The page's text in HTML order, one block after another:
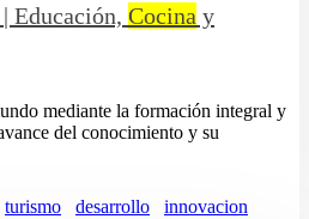
Educación, Cocina y
mediante la formación integral y
del conocimiento y su
turismo desarrollo
innovacion